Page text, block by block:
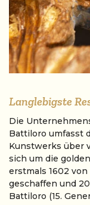
Langlebigste
Die
Battiloro umfasst
Kunstwerks über
sich um die
erstmals 1602
geschaffen und
Battiloro (15.